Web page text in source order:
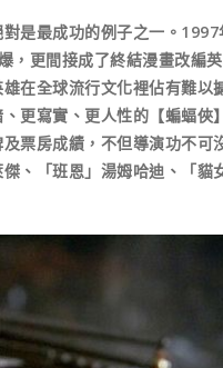
是最成功的例子之一。
，更間接成了終結漫畫改編
在全球流行文化裡佔有難以
更寫實、更人性的【蝙蝠俠
票房成績，不但導演功不可
、「班恩」湯姆哈迪、「貓